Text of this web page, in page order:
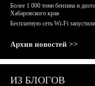
Более 1 000 тонн бензина и
Хабаровского края
Бесплатную сеть Wi-Fi
Архив новостей >>
ИЗ БЛОГОВ